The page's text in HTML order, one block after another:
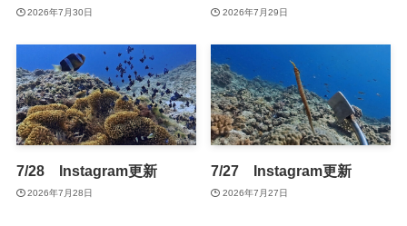
2026年7月30日 2026年7月29日
7/28 Instagram更新
2026年7月28日
7/27 Instagram更新
2026年7月27日